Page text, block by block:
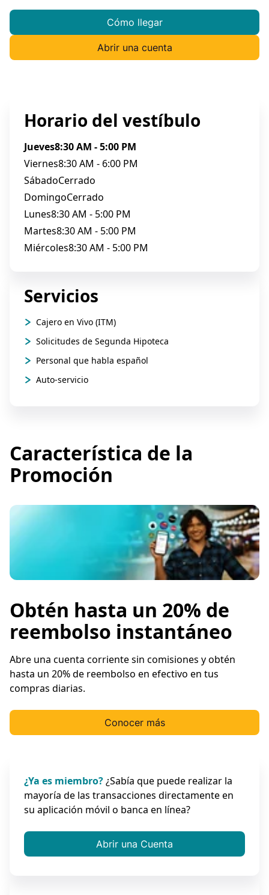
Cómo llegar
Abrir una cuenta
Horario del vestíbulo
Jueves8:30 AM - 5:00 PM
Viernes8:30 AM - 6:00 PM
SábadoCerrado
DomingoCerrado
Lunes8:30 AM - 5:00 PM
Martes8:30 AM - 5:00 PM
Miércoles8:30 AM - 5:00 PM
Servicios
Cajero en Vivo (ITM)
Solicitudes de Segunda Hipoteca
Personal que habla español
Auto-servicio
Característica de la
Promoción
Obtén hasta un 20% de
reembolso instantáneo
Abre una cuenta corriente sin comisiones y obtén
hasta un 20% de reembolso en efectivo en tus
compras diarias.
Conocer más
¿Ya es miembro?¿Sabía que puede realizar la
mayoría de las transacciones directamente en
su aplicación móvil o banca en línea?
Abrir una Cuenta